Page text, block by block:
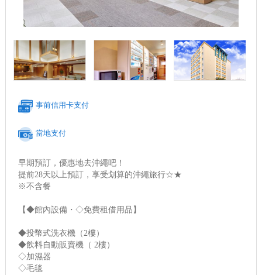
事前信用卡支付
當地支付
早期預訂，優惠地去沖繩吧！
提前28天以上預訂，享受划算的沖繩旅行☆★
※不含餐
【◆館內設備・◇免費租借用品】
◆投幣式洗衣機（2樓）
◆飲料自動販賣機（ 2樓）
◇加濕器
◇毛毯